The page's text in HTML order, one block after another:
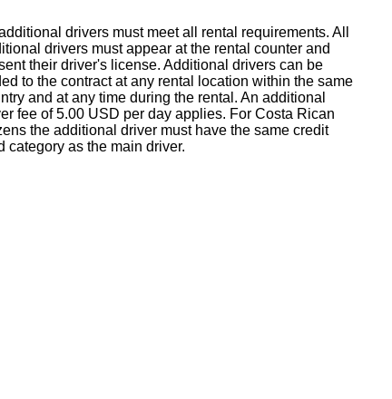
drivers must meet all rental requirements. All
drivers must appear at the rental counter and
their driver's license. Additional drivers can be
to the contract at any rental location within the same
and at any time during the rental. An additional
fee of 5.00 USD per day applies. For Costa Rican
the additional driver must have the same credit
category as the main driver.